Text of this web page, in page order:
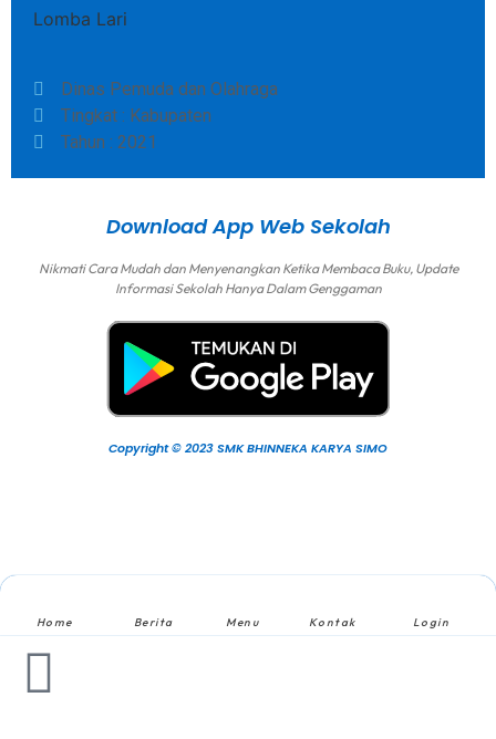
Lomba Lari
Dinas Pemuda dan Olahraga
Tingkat : Kabupaten
Tahun : 2021
Download App Web Sekolah
Nikmati Cara Mudah dan Menyenangkan Ketika Membaca Buku, Update
Informasi Sekolah Hanya Dalam Genggaman
Copyright © 2023 SMK BHINNEKA KARYA SIMO
Home Berita Menu Kontak Login